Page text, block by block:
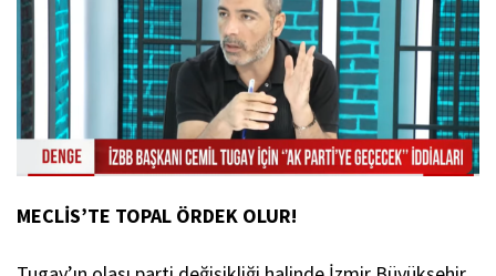
MECLİS’TE TOPAL ÖRDEK OLUR!